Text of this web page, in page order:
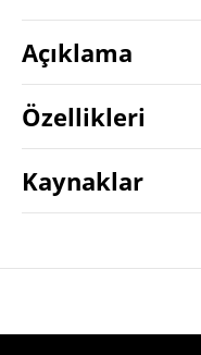
Açıklama
Özellikleri
Kaynaklar